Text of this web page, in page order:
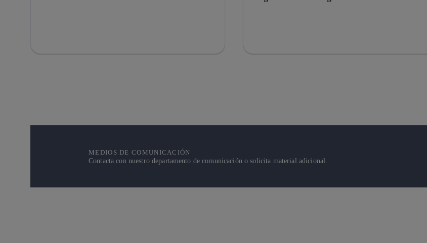
MEDIOS DE COMUNICACIÓN
Contacta con nuestro departamento de comunicación o solicita material adicional.